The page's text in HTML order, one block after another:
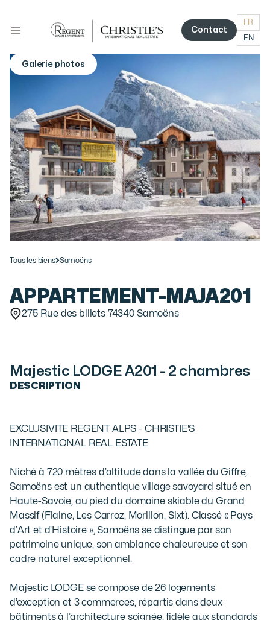
Galerie photos
More photos
Tous les biens Samoëns
APPARTEMENT- MAJA201
275 Rue des billets 74340 Samoëns
Majestic LODGE A201 - 2 chambres
DESCRIPTION
EXCLUSIVITE REGENT ALPS - CHRISTIE'S
INTERNATIONAL REAL ESTATE
Niché à 720 mètres d’altitude dans la vallée du Giffre,
Samoëns est un authentique village savoyard situé en
Haute-Savoie, au pied du domaine skiable du Grand
Massif (Flaine, Les Carroz, Morillon, Sixt). Classé « Pays
d’Art et d’Histoire », Samoëns se distingue par son
patrimoine unique, son ambiance chaleureuse et son
cadre naturel exceptionnel.
Majestic LODGE se compose de 26 logements
d’exception et 3 commerces, répartis dans deux
bâtiments à l’architecture soignée, fidèle aux standards
FR
EN
Contact
Contact